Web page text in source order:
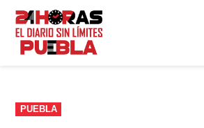
Saltar
contenido
PUBLICADO
EN
PUEBLA